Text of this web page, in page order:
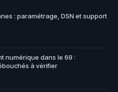
: paramétrage, DSN et support
numérique dans le 69 :
à vérifier